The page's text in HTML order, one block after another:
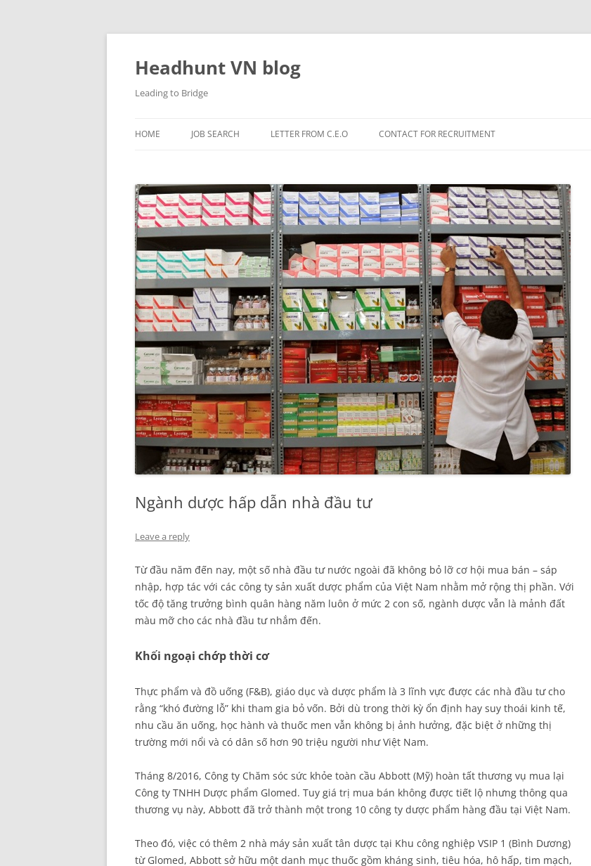
Skip
Headhunt VN blog
Leading to Bridge
HOME JOB SEARCH LETTER FROM C.E.O CONTACT FOR RECRUITMENT
Ngành dược hấp dẫn nhà đầu tư
Leave a reply
Từ đầu năm đến nay, một số nhà đầu tư nước ngoài đã không bỏ lỡ cơ hội mua bán – sáp
nhập, hợp tác với các công ty sản xuất dược phẩm của Việt Nam nhằm mở rộng thị phần. Với
tốc độ tăng trưởng bình quân hàng năm luôn ở mức 2 con số, ngành dược vẫn là mảnh đất
màu mỡ cho các nhà đầu tư nhắm đến.
Khối ngoại chớp thời cơ
Thực phẩm và đồ uống (F&B), giáo dục và dược phẩm là 3 lĩnh vực được các nhà đầu tư cho
rằng “khó đường lỗ” khi tham gia bỏ vốn. Bởi dù trong thời kỳ ổn định hay suy thoái kinh tế,
nhu cầu ăn uống, học hành và thuốc men vẫn không bị ảnh hưởng, đặc biệt ở những thị
trường mới nổi và có dân số hơn 90 triệu người như Việt Nam.
Tháng 8/2016, Công ty Chăm sóc sức khỏe toàn cầu Abbott (Mỹ) hoàn tất thương vụ mua lại
Công ty TNHH Dược phẩm Glomed. Tuy giá trị mua bán không được tiết lộ nhưng thông qua
thương vụ này, Abbott đã trở thành một trong 10 công ty dược phẩm hàng đầu tại Việt Nam.
Theo đó, việc có thêm 2 nhà máy sản xuất tân dược tại Khu công nghiệp VSIP 1 (Bình Dương)
từ Glomed, Abbott sở hữu một danh mục thuốc gồm kháng sinh, tiêu hóa, hô hấp, tim mạch,